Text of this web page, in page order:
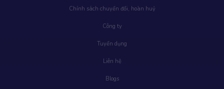
Chính sách chuyển đổi, hoàn huỷ
Công ty
Tuyển dụng
Liên hệ
Blogs